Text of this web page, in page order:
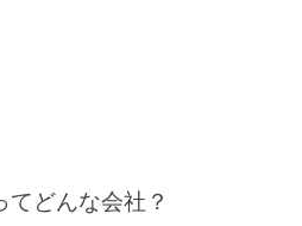
たは自社株購入支援制度がある
記載事項
禁煙
禁煙（屋内に喫煙可能室設
てどんな会社？